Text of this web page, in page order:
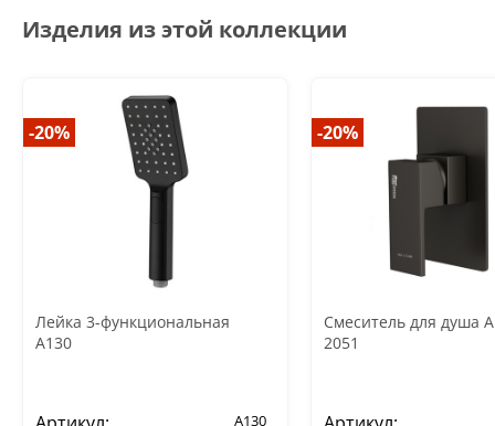
Изделия из этой коллекции
-20%
Лейка 3-функциональная
A130
A130
-20%
Смеситель для душа
2051